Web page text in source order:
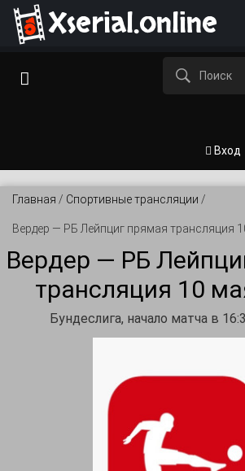
Xserial.online
Вход
Главная / Спортивные трансляции /
Вердер — РБ Лейпциг прямая трансляция
Вердер — РБ
трансляция 10
Бундеслига, начало матча в